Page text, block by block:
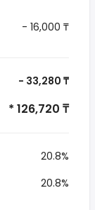
- 16,000 ₸
- 33,280 ₸
* 126,720 ₸
20.8%
20.8%